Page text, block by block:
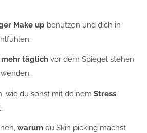
Make up benutzen und dich in
täglichvor dem Spiegel stehen
wie du sonst mit deinem Stress
warum du Skin picking machst